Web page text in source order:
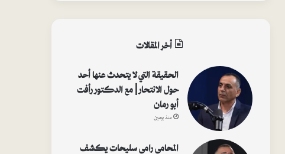
أخر المقالات
الحقيقة التي لا يتحدث عنها أحد
حول الانتحار | مع الدكتور رأفت
أبو رمان
منذ يومين
المحامي رامي سليحات يكشف